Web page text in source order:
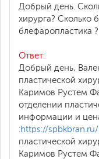
Добрый день.
хирурга? Сколько
блефаропластика ?
Ответ:
Добрый день,
пластической
Каримов Рустем
отделении
информации и
:https://
пластической
Каримов Рустем